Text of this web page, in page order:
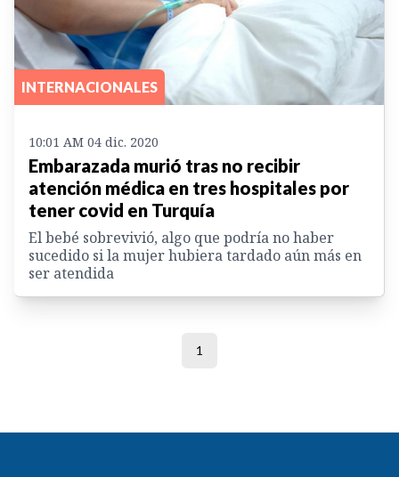
INTERNACIONALES
10:01 AM 04 dic. 2020
Embarazada murió tras no recibir
atención médica en tres hospitales por
tener covid en Turquía
El bebé sobrevivió, algo que podría no haber
sucedido si la mujer hubiera tardado aún más en
ser atendida
1